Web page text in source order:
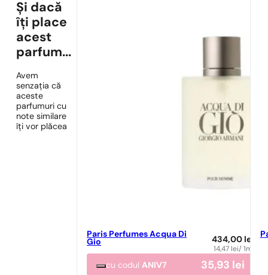
Și dacă
îți place
acest
parfum...
Avem
senzația că
aceste
parfumuri cu
note similare
îți vor plăcea
Paris Perfumes Acqua Di
Gio
434,00 lei
14,47 lei/ 1ml
cu codulANIV7 35,93 lei